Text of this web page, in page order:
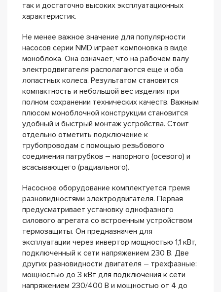
так и достаточно высоких эксплуатационных
характеристик.
Не менее важное значение для популярности
насосов серии NMD играет компоновка в виде
моноблока. Она означает, что на рабочем валу
электродвигателя располагаются еще и оба
лопастных колеса. Результатом становится
компактность и небольшой вес изделия при
полном сохранении технических качеств. Важным
плюсом моноблочной конструкции становится
удобный и быстрый монтаж устройства. Стоит
отдельно отметить подключение к
трубопроводам с помощью резьбового
соединения патрубков – напорного (осевого) и
всасывающего (радиального).
Насосное оборудование комплектуется тремя
разновидностями электродвигателя. Первая
предусматривает установку однофазного
силового агрегата со встроенным устройством
термозащиты. Он предназначен для
эксплуатации через инвертор мощностью 1,1 кВт,
подключенный к сети напряжением 230 В. Две
других разновидности двигателя – трехфазные:
мощностью до 3 кВт для подключения к сети
напряжением 230/400 В и мощностью от 4 до